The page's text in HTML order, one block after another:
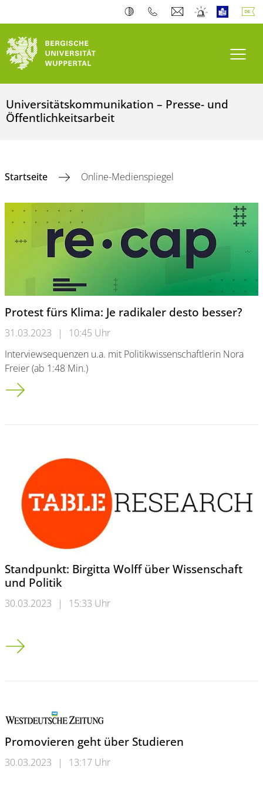
Universitätskommunikation – Presse- und
Öffentlichkeitsarbeit
Startseite Online-Medienspiegel
Protest fürs Klima: Je radikaler desto besser?
31.03.2023 |
10:45 Uhr
Interviewsequenzen u.a. mit Politikwissenschaftlerin Nora
Freier (ab 1:48 Min.)
Protest fürs Klima: Je radikaler desto besser?
Standpunkt: Birgitta Wolff über Wissenschaft
und Politik
30.03.2023 | 15:33 Uhr
Standpunkt: Birgitta Wolff über Wissenschaft und Politik
Promovieren geht über Studieren
30.03.2023 | 13:17 Uhr